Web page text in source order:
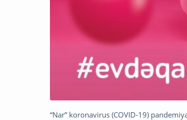
“Nar” koronavirus (COVID-19)